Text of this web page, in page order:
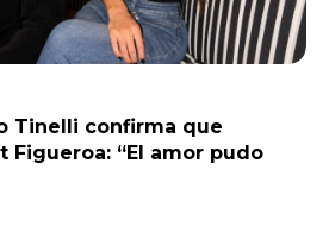
Tinelli confirma que
Figueroa: “El amor pudo